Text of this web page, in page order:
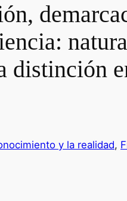
distinción
y la realidad,